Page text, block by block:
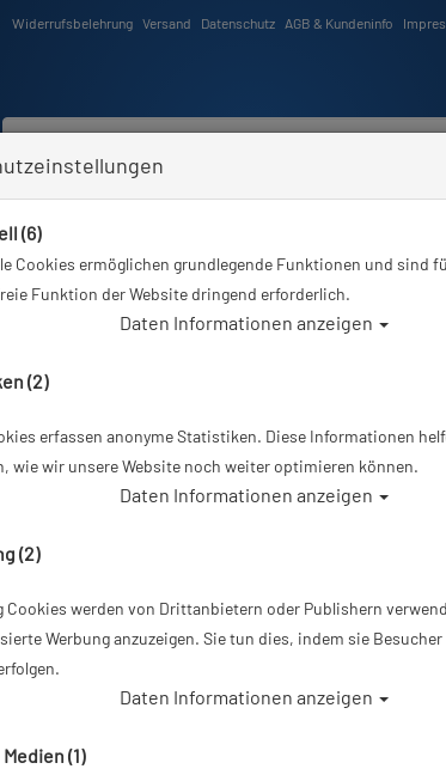
Widerrufsbelehrung Versand Datenschutz AGB & Kundeninfo
Sie sind hier Tauchausrüstung ScubaPro No Zip Boot - 6.5 mm
ScubaPro
Artikelnr.: scu-
ab
(6)
Cookies ermöglichen grundlegende Funktionen und sind
Funktion der Website dringend erforderlich.
Daten Informationen anzeigen
(2)
erfassen anonyme Statistiken. Diese Informationen
wie wir unsere Website noch weiter optimieren können.
Daten Informationen anzeigen
(2)
Cookies werden von Drittanbietern oder Publishern
Werbung anzuzeigen. Sie tun dies, indem sie
Daten Informationen anzeigen
(1)